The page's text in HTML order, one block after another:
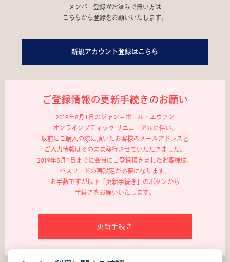
メンバー登録がお済みで無い方は
こちらから登録をお願いいたします。
新規アカウント登録はこちら
ご登録情報の更新手続きのお願い
2019年8月1日のジャン＝ポール・エヴァン
オンラインブティック リニューアルに伴い、
以前にご購入の際に頂いたお客様のメールアドレスと
ご入力情報はそのまま移行させていただきました。
2019年8月1日までに会員にご登録頂きましたお客様は、
パスワードの再設定が必要になります。
お手数ですが以下「更新手続き」のボタンから
手続きをお願いいたします。
更新手続き